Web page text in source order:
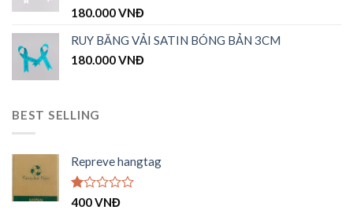
Được
hạng
1.00
5
180.000VNĐ
RUY BĂNG VẢI SATIN BÓNG BẢN 3CM
180.000VNĐ
BEST SELLING
Repreve hangtag
Được
400VNĐ